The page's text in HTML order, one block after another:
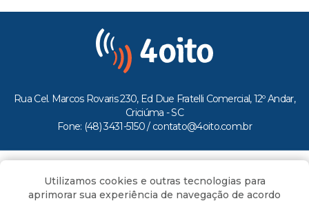
Rua Cel. Marcos Rovaris 230, Ed Due Fratelli Comercial, 12º Andar,
Criciúma - SC
Fone: (48) 3431-5150 / contato@4oito.com.br
Todos os direitos reservados ao Portal 4oito
Utilizamos cookies e outras tecnologias para
aprimorar sua experiência de navegação de acordo